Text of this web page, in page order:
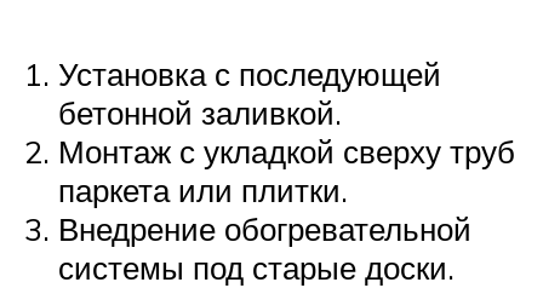
Установка с последующей
бетонной заливкой.
Монтаж с укладкой сверху труб
паркета или плитки.
Внедрение обогревательной
системы под старые доски.